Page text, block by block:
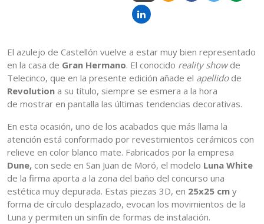
El azulejo de Castellón vuelve a estar muy bien representado
en la casa de Gran Hermano. El conocido reality showde
Telecinco, que en la presente edición añade el apellidode
Revolution a su título, siempre se esmera a la hora
de mostrar en pantalla las últimas tendencias decorativas.
En esta ocasión, uno de los acabados que más llama la
atención está conformado por revestimientos cerámicos con
relieve en color blanco mate. Fabricados por la empresa
Dune, con sede en San Juan de Moró, el modelo Luna White
de la firma aporta a la zona del baño del concurso una
estética muy depurada. Estas piezas 3D, en 25x25 cm y
forma de círculo desplazado, evocan los movimientos de la
Luna y permiten un sinfín de formas de instalación.